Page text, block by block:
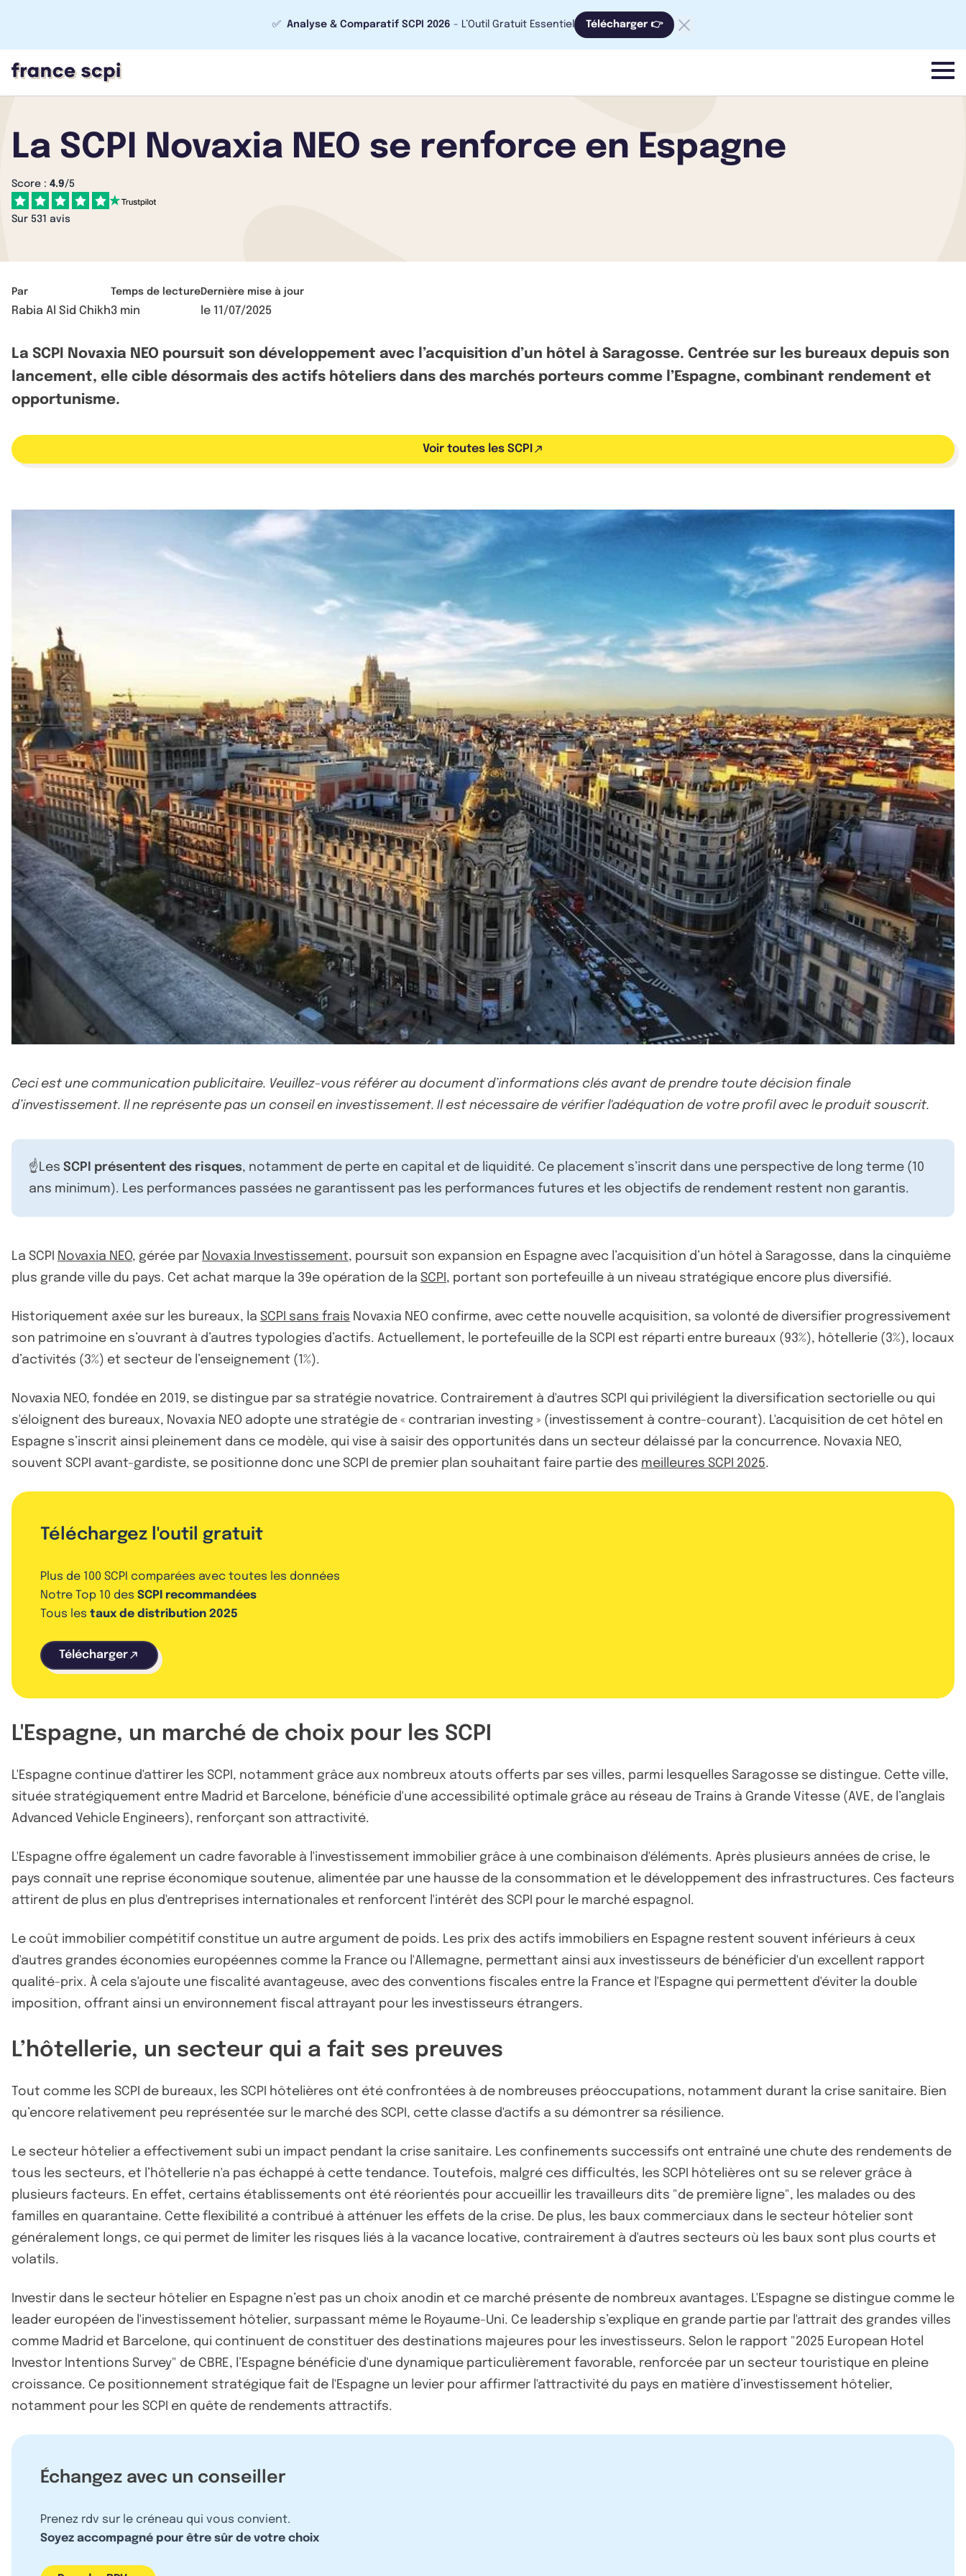
✅ Analyse & Comparatif SCPI 2026 - L’Outil Gratuit Essentiel Télécharger 👉
menu
La SCPI Novaxia NEO se renforce en Espagne
Score : 4.9/5
Sur 531 avis
Par
Rabia Al Sid Chikh
Temps de lecture
3 min
Dernière mise à jour
le 11/07/2025
La SCPI Novaxia NEO poursuit son développement avec l’acquisition d’un hôtel à Saragosse. Centrée sur les bureaux depuis son
lancement, elle cible désormais des actifs hôteliers dans des marchés porteurs comme l’Espagne, combinant rendement et
opportunisme.
Voir toutes les SCPI
Ceci est une communication publicitaire. Veuillez-vous référer au document d’informations clés avant de prendre toute décision finale
d’investissement. Il ne représente pas un conseil en investissement. Il est nécessaire de vérifier l'adéquation de votre profil avec le produit souscrit.
☝️Les SCPI présentent des risques, notamment de perte en capital et de liquidité. Ce placement s’inscrit dans une perspective de long terme (10
ans minimum). Les performances passées ne garantissent pas les performances futures et les objectifs de rendement restent non garantis.
La SCPI Novaxia NEO, gérée par Novaxia Investissement, poursuit son expansion en Espagne avec l’acquisition d’un hôtel à Saragosse, dans la cinquième
plus grande ville du pays. Cet achat marque la 39e opération de la SCPI , portant son portefeuille à un niveau stratégique encore plus diversifié.
Historiquement axée sur les bureaux, la SCPI sans frais Novaxia NEO confirme, avec cette nouvelle acquisition, sa volonté de diversifier progressivement
son patrimoine en s’ouvrant à d’autres typologies d’actifs. Actuellement, le portefeuille de la SCPI est réparti entre bureaux (93%), hôtellerie (3%), locaux
d’activités (3%) et secteur de l’enseignement (1%).
Novaxia NEO, fondée en 2019, se distingue par sa stratégie novatrice. Contrairement à d'autres SCPI qui privilégient la diversification sectorielle ou qui
s'éloignent des bureaux, Novaxia NEO adopte une stratégie de « contrarian investing » (investissement à contre-courant). L'acquisition de cet hôtel en
Espagne s’inscrit ainsi pleinement dans ce modèle, qui vise à saisir des opportunités dans un secteur délaissé par la concurrence. Novaxia NEO,
souvent SCPI avant-gardiste, se positionne donc une SCPI de premier plan souhaitant faire partie des meilleures SCPI 2025.
Téléchargez l'outil gratuit
Plus de 100 SCPI comparées avec toutes les données
Notre Top 10 des SCPI recommandées
Tous les taux de distribution 2025
Télécharger
L'Espagne, un marché de choix pour les SCPI
L'Espagne continue d'attirer les SCPI, notamment grâce aux nombreux atouts offerts par ses villes, parmi lesquelles Saragosse se distingue. Cette ville,
située stratégiquement entre Madrid et Barcelone, bénéficie d'une accessibilité optimale grâce au réseau de Trains à Grande Vitesse (AVE, de l’anglais
Advanced Vehicle Engineers), renforçant son attractivité.
L'Espagne offre également un cadre favorable à l'investissement immobilier grâce à une combinaison d'éléments. Après plusieurs années de crise, le
pays connaît une reprise économique soutenue, alimentée par une hausse de la consommation et le développement des infrastructures. Ces facteurs
attirent de plus en plus d'entreprises internationales et renforcent l'intérêt des SCPI pour le marché espagnol.
Le coût immobilier compétitif constitue un autre argument de poids. Les prix des actifs immobiliers en Espagne restent souvent inférieurs à ceux
d'autres grandes économies européennes comme la France ou l'Allemagne, permettant ainsi aux investisseurs de bénéficier d'un excellent rapport
qualité-prix. À cela s'ajoute une fiscalité avantageuse, avec des conventions fiscales entre la France et l'Espagne qui permettent d'éviter la double
imposition, offrant ainsi un environnement fiscal attrayant pour les investisseurs étrangers.
L’hôtellerie, un secteur qui a fait ses preuves
Tout comme les SCPI de bureaux, les SCPI hôtelières ont été confrontées à de nombreuses préoccupations, notamment durant la crise sanitaire. Bien
qu’encore relativement peu représentée sur le marché des SCPI, cette classe d'actifs a su démontrer sa résilience.
Le secteur hôtelier a effectivement subi un impact pendant la crise sanitaire. Les confinements successifs ont entraîné une chute des rendements de
tous les secteurs, et l’hôtellerie n'a pas échappé à cette tendance. Toutefois, malgré ces difficultés, les SCPI hôtelières ont su se relever grâce à
plusieurs facteurs. En effet, certains établissements ont été réorientés pour accueillir les travailleurs dits "de première ligne", les malades ou des
familles en quarantaine. Cette flexibilité a contribué à atténuer les effets de la crise. De plus, les baux commerciaux dans le secteur hôtelier sont
généralement longs, ce qui permet de limiter les risques liés à la vacance locative, contrairement à d'autres secteurs où les baux sont plus courts et
volatils.
Investir dans le secteur hôtelier en Espagne n’est pas un choix anodin et ce marché présente de nombreux avantages. L'Espagne se distingue comme le
leader européen de l'investissement hôtelier, surpassant même le Royaume-Uni. Ce leadership s’explique en grande partie par l'attrait des grandes villes
comme Madrid et Barcelone, qui continuent de constituer des destinations majeures pour les investisseurs. Selon le rapport "2025 European Hotel
Investor Intentions Survey" de CBRE, l’Espagne bénéficie d'une dynamique particulièrement favorable, renforcée par un secteur touristique en pleine
croissance. Ce positionnement stratégique fait de l'Espagne un levier pour affirmer l'attractivité du pays en matière d’investissement hôtelier,
notamment pour les SCPI en quête de rendements attractifs.
Échangez avec un conseiller
Prenez rdv sur le créneau qui vous convient.
Soyez accompagné pour être sûr de votre choix